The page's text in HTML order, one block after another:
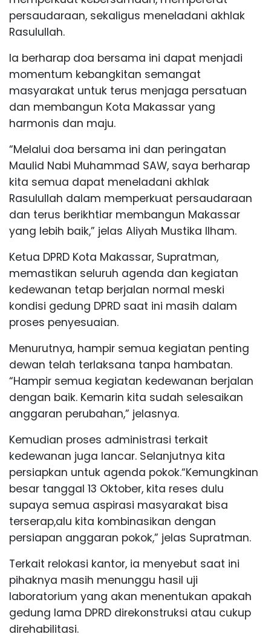
persaudaraan, sekaligus meneladani akhlak
Rasulullah.
Ia berharap doa bersama ini dapat menjadi
momentum kebangkitan semangat
masyarakat untuk terus menjaga persatuan
dan membangun Kota Makassar yang
harmonis dan maju.
“Melalui doa bersama ini dan peringatan
Maulid Nabi Muhammad SAW, saya berharap
kita semua dapat meneladani akhlak
Rasulullah dalam memperkuat persaudaraan
dan terus berikhtiar membangun Makassar
yang lebih baik,” jelas Aliyah Mustika Ilham.
Ketua DPRD Kota Makassar, Supratman,
memastikan seluruh agenda dan kegiatan
kedewanan tetap berjalan normal meski
kondisi gedung DPRD saat ini masih dalam
proses penyesuaian.
Menurutnya, hampir semua kegiatan penting
dewan telah terlaksana tanpa hambatan.
“Hampir semua kegiatan kedewanan berjalan
dengan baik. Kemarin kita sudah selesaikan
anggaran perubahan,” jelasnya.
Kemudian proses administrasi terkait
kedewanan juga lancar. Selanjutnya kita
persiapkan untuk agenda pokok.“Kemungkinan
besar tanggal 13 Oktober, kita reses dulu
supaya semua aspirasi masyarakat bisa
terserap,alu kita kombinasikan dengan
persiapan anggaran pokok,” jelas Supratman.
Terkait relokasi kantor, ia menyebut saat ini
pihaknya masih menunggu hasil uji
laboratorium yang akan menentukan apakah
gedung lama DPRD direkonstruksi atau cukup
direhabilitasi.